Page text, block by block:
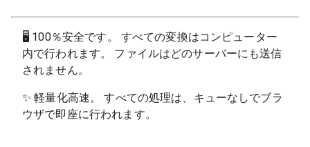
🖥 100％安全です。 すべての変換はコンピューター
内で行われます。 ファイルはどのサーバーにも送信
されません。
✨軽量化高速。 すべての処理は、キューなしでブラ
ウザで即座に行われます。